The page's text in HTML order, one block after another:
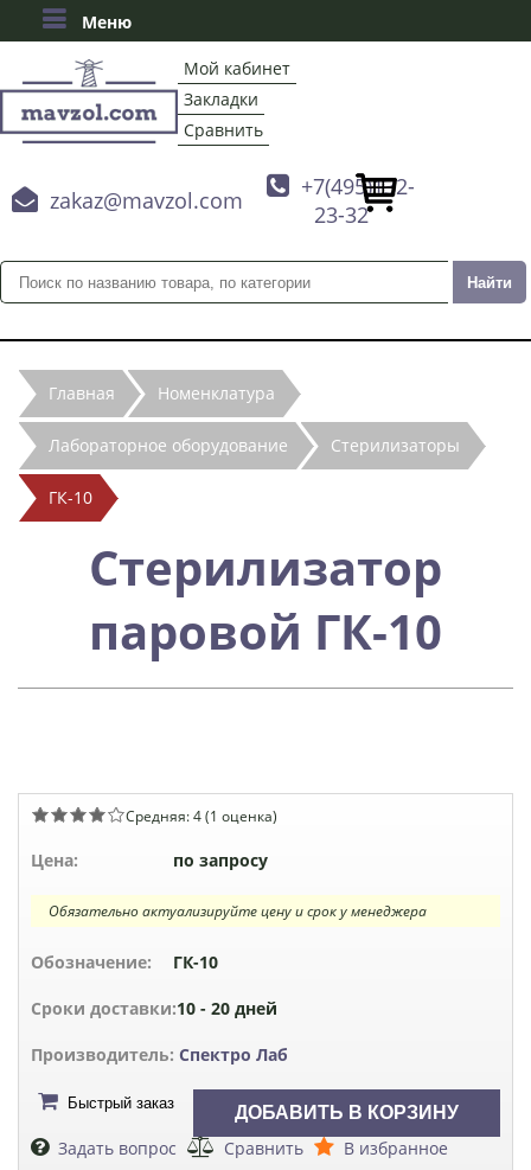
Меню
Мой кабинет
Закладки
Сравнить
 zakaz@mavzol.com
 +7(495)132-
23-32
Главная Номенклатура
Лабораторное оборудование Стерилизаторы
ГК-10
Стерилизатор
паровой ГК-10
Средняя:4(1 оценка)
Цена: по запросу
Обязательно актуализируйте цену и срок у менеджера
Обозначение: ГК-10
Сроки доставки:10 - 20 дней
Производитель: Спектро Лаб
Быстрый заказ
Задать вопрос Сравнить В избранное